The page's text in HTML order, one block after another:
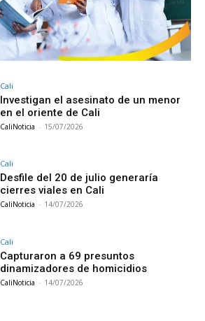
Cali
Investigan el asesinato de un menor
en el oriente de Cali
CaliNoticia - 15/07/2026
Cali
Desfile del 20 de julio generaría
cierres viales en Cali
CaliNoticia - 14/07/2026
Cali
Capturaron a 69 presuntos
dinamizadores de homicidios
CaliNoticia - 14/07/2026